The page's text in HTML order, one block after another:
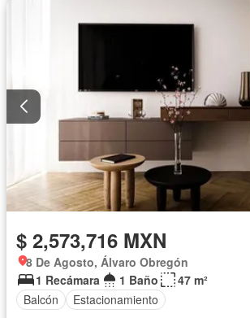
$ 2,573,716 MXN
8 De Agosto, Álvaro Obregón
1 Recámara
1 Baño
47 m²
Balcón
Estacionamiento